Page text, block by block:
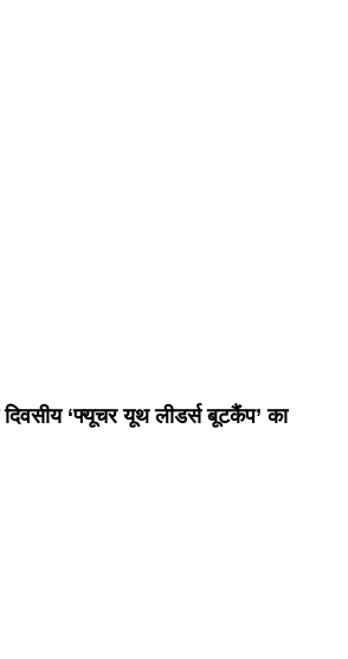
दिवसीय ‘फ्यूचर यूथ लीडर्स बूटकैंप’ का